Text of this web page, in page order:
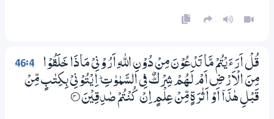
46:4
قُلْ اَرَءَيْتُمْ مَّا تَدْعُوْنَ مِنْ دُوْنِ اللّٰهِ اَرُوْنِيْ مَاذَا خَلَقُوْا
مِنَ الْاَرْضِ اَمْ لَــهُمْ شِرْكٌ فِي السَّمٰوٰتِ ۭ اِيْتُوْنِيْ بِكِتٰبٍ مِّنْ
قَبْلِ ھٰذَآ اَوْ اَثٰرَةٍ مِّنْ عِلْمٍ اِنْ كُنْتُمْ صٰدِقِيْنَ 4‏۝